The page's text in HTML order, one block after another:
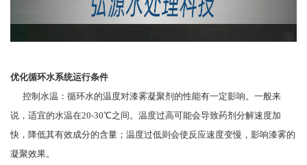
优化循环水系统运行条件
控制水温：循环水的温度对漆雾凝聚剂的性能有一定影响。一般来
说，适宜的水温在20-30℃之间。温度过高可能会导致药剂分解速度加
快，降低其有效成分的含量；温度过低则会使反应速度变慢，影响漆雾的
凝聚效果。